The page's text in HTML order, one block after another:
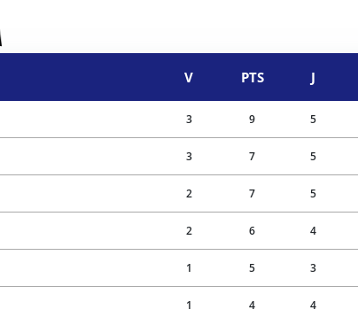
V PTS J
3 9 5
3 7 5
2 7 5
2 6 4
1 5 3
1 4 4